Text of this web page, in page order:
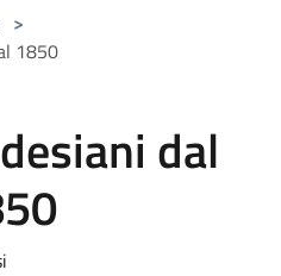
>
1850
dal